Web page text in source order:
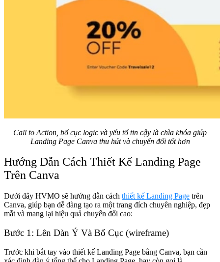
Call to Action, bố cục logic và yếu tố tin cậy là chìa khóa giúp
Landing Page Canva thu hút và chuyển đổi tốt hơn
Hướng Dẫn Cách Thiết Kế Landing Page
Trên Canva
Dưới đây HVMO sẽ hướng dẫn cách thiết kế Landing Page trên
Canva, giúp bạn dễ dàng tạo ra một trang đích chuyên nghiệp, đẹp
mắt và mang lại hiệu quả chuyển đổi cao:
Bước 1: Lên Dàn Ý Và Bố Cục (wireframe)
Trước khi bắt tay vào thiết kế Landing Page bằng Canva, bạn cần